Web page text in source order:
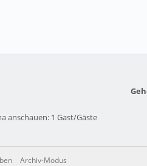
anschauen: 1 Gast/Gäste
Archiv-Modus